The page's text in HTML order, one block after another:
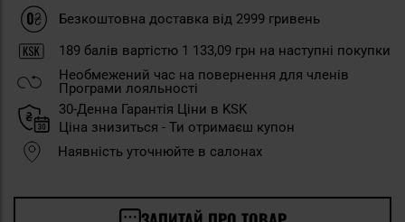
Безкоштовна доставка від 2999 гривень
189 балів вартістю 1 133,09 грн на наступні покупки
Необмежений час на повернення для членів
Програми лояльності
30-Денна Гарантія Ціни в KSK
Ціна знизиться - Ти отримаєш купон
Наявність уточнюйте в салонах